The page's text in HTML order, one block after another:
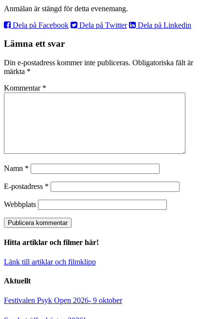
Anmälan är stängd för detta evenemang.
Dela på Facebook
Dela på Twitter Dela på Linkedin
Lämna ett svar
Din e-postadress kommer inte publiceras. Obligatoriska fält är
märkta *
Kommentar *
Namn *
E-postadress *
Webbplats
Hitta artiklar och filmer här!
Länk till artiklar och filmklipp
Aktuellt
Festivalen Psyk Open 2026- 9 oktober